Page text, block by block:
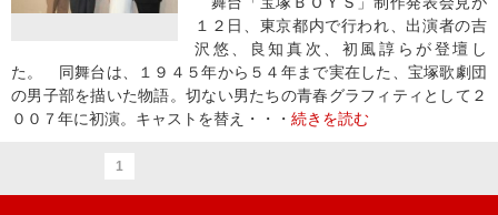
１２日、東京都内で行われ、出演者の吉
沢悠、良知真次、初風諄らが登壇し
た。 同舞台は、１９４５年から５４年まで実在した、宝塚歌劇団
の男子部を描いた物語。切ない男たちの青春グラフィティとして２
００７年に初演。キャストを替え・・・ 続きを読む
1